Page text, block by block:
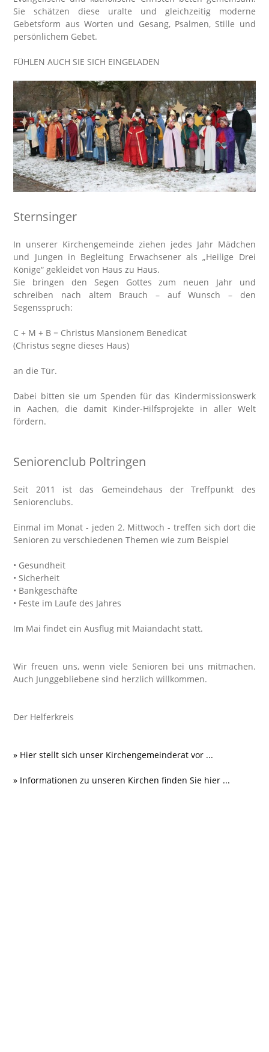
Sie schätzen diese uralte und gleichzeitig moderne
Gebetsform aus Worten und Gesang, Psalmen, Stille und
persönlichem Gebet.
FÜHLEN AUCH SIE SICH EINGELADEN
Sternsinger
In unserer Kirchengemeinde ziehen jedes Jahr Mädchen
und Jungen in Begleitung Erwachsener als „Heilige Drei
Könige“ gekleidet von Haus zu Haus.
Sie bringen den Segen Gottes zum neuen Jahr und
schreiben nach altem Brauch – auf Wunsch – den
Segensspruch:
C + M + B = Christus Mansionem Benedicat
(Christus segne dieses Haus)
an die Tür.
Dabei bitten sie um Spenden für das Kinder­missions­werk
in Aachen, die damit Kinder-Hilfsprojekte in aller Welt
fördern.
Seniorenclub Poltringen
Seit 2011 ist das Gemeindehaus der Treffpunkt des
Seniorenclubs.
Einmal im Monat - jeden 2. Mittwoch - treffen sich dort die
Senioren zu verschiedenen Themen wie zum Beispiel
• Gesundheit
• Sicherheit
• Bankgeschäfte
• Feste im Laufe des Jahres
Im Mai findet ein Ausflug mit Maiandacht statt.
Wir freuen uns, wenn viele Senioren bei uns mitmachen.
Auch Junggebliebene sind herzlich willkommen.
Der Helferkreis
» Hier stellt sich unser Kirchengemeinderat vor ...
» Informationen zu unseren Kirchen finden Sie hier ...